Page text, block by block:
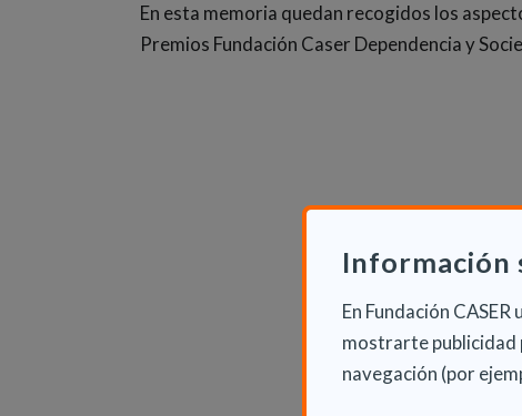
Información
En Fundación
mostrarte publicidad
navegación (por
En esta memoria quedan recogidos los
Premios Fundación Caser Dependencia y